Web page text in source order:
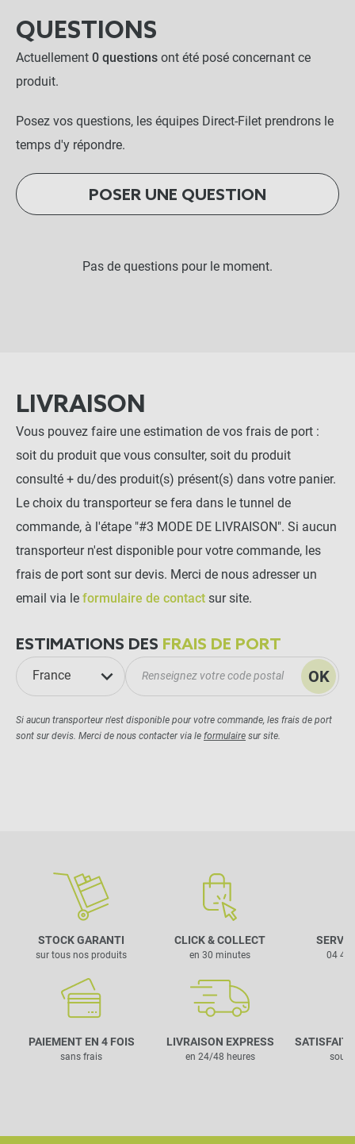
QUESTIONS
Actuellement 0 questions ont été posé concernant ce
produit.
Posez vos questions, les équipes Direct-Filet prendrons le
temps d'y répondre.
POSER UNE QUESTION
Pas de questions pour le moment.
LIVRAISON
Vous pouvez faire une estimation de vos frais de port :
soit du produit que vous consulter, soit du produit
consulté + du/des produit(s) présent(s) dans votre panier.
Le choix du transporteur se fera dans le tunnel de
commande, à l'étape "#3 MODE DE LIVRAISON". Si aucun
transporteur n'est disponible pour votre commande, les
frais de port sont sur devis. Merci de nous adresser un
email via le formulaire de contact sur site.
ESTIMATIONS DES FRAIS DE PORT
France OK
Si aucun transporteur n'est disponible pour votre commande, les frais de port
sont sur devis. Merci de nous contacter via le formulaire sur site.
STOCK GARANTI
sur tous nos produits
CLICK & COLLECT
en 30 minutes
PAIEMENT EN 4 FOIS
sans frais
LIVRAISON EXPRESS
en 24/48 heures
04 42
SATISFAIT
sous